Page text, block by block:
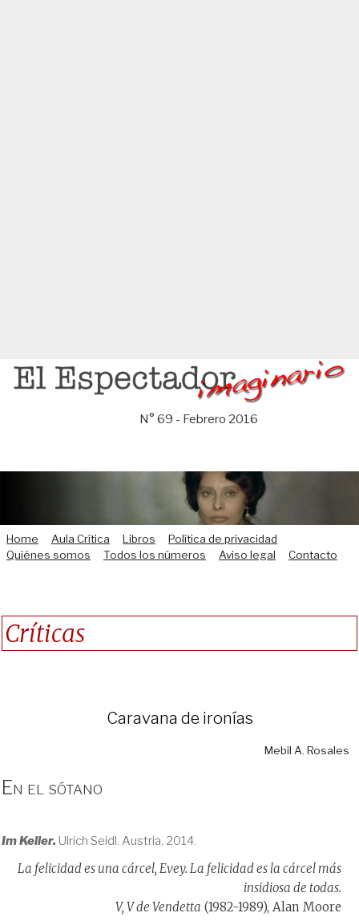
Saltar
N° 69 - Febrero 2016
Home Aula Crítica Libros
Política de privacidad
Quiénes somos
Todos los números Aviso legal Contacto
Críticas
Caravana de ironías
Mebil A. Rosales
En el sótano
Im Keller. Ulrich Seidl. Austria, 2014.
La felicidad es una cárcel, Evey. La felicidad es la cárcel más
insidiosa de todas.
V, V de Vendetta (1982-1989), Alan Moore